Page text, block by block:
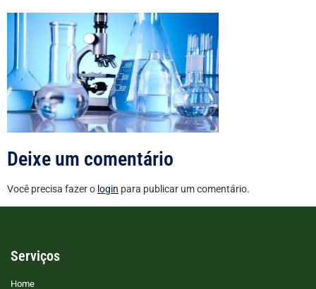
Deixe um comentário
Você precisa fazer o login para publicar um comentário.
Serviços
Home